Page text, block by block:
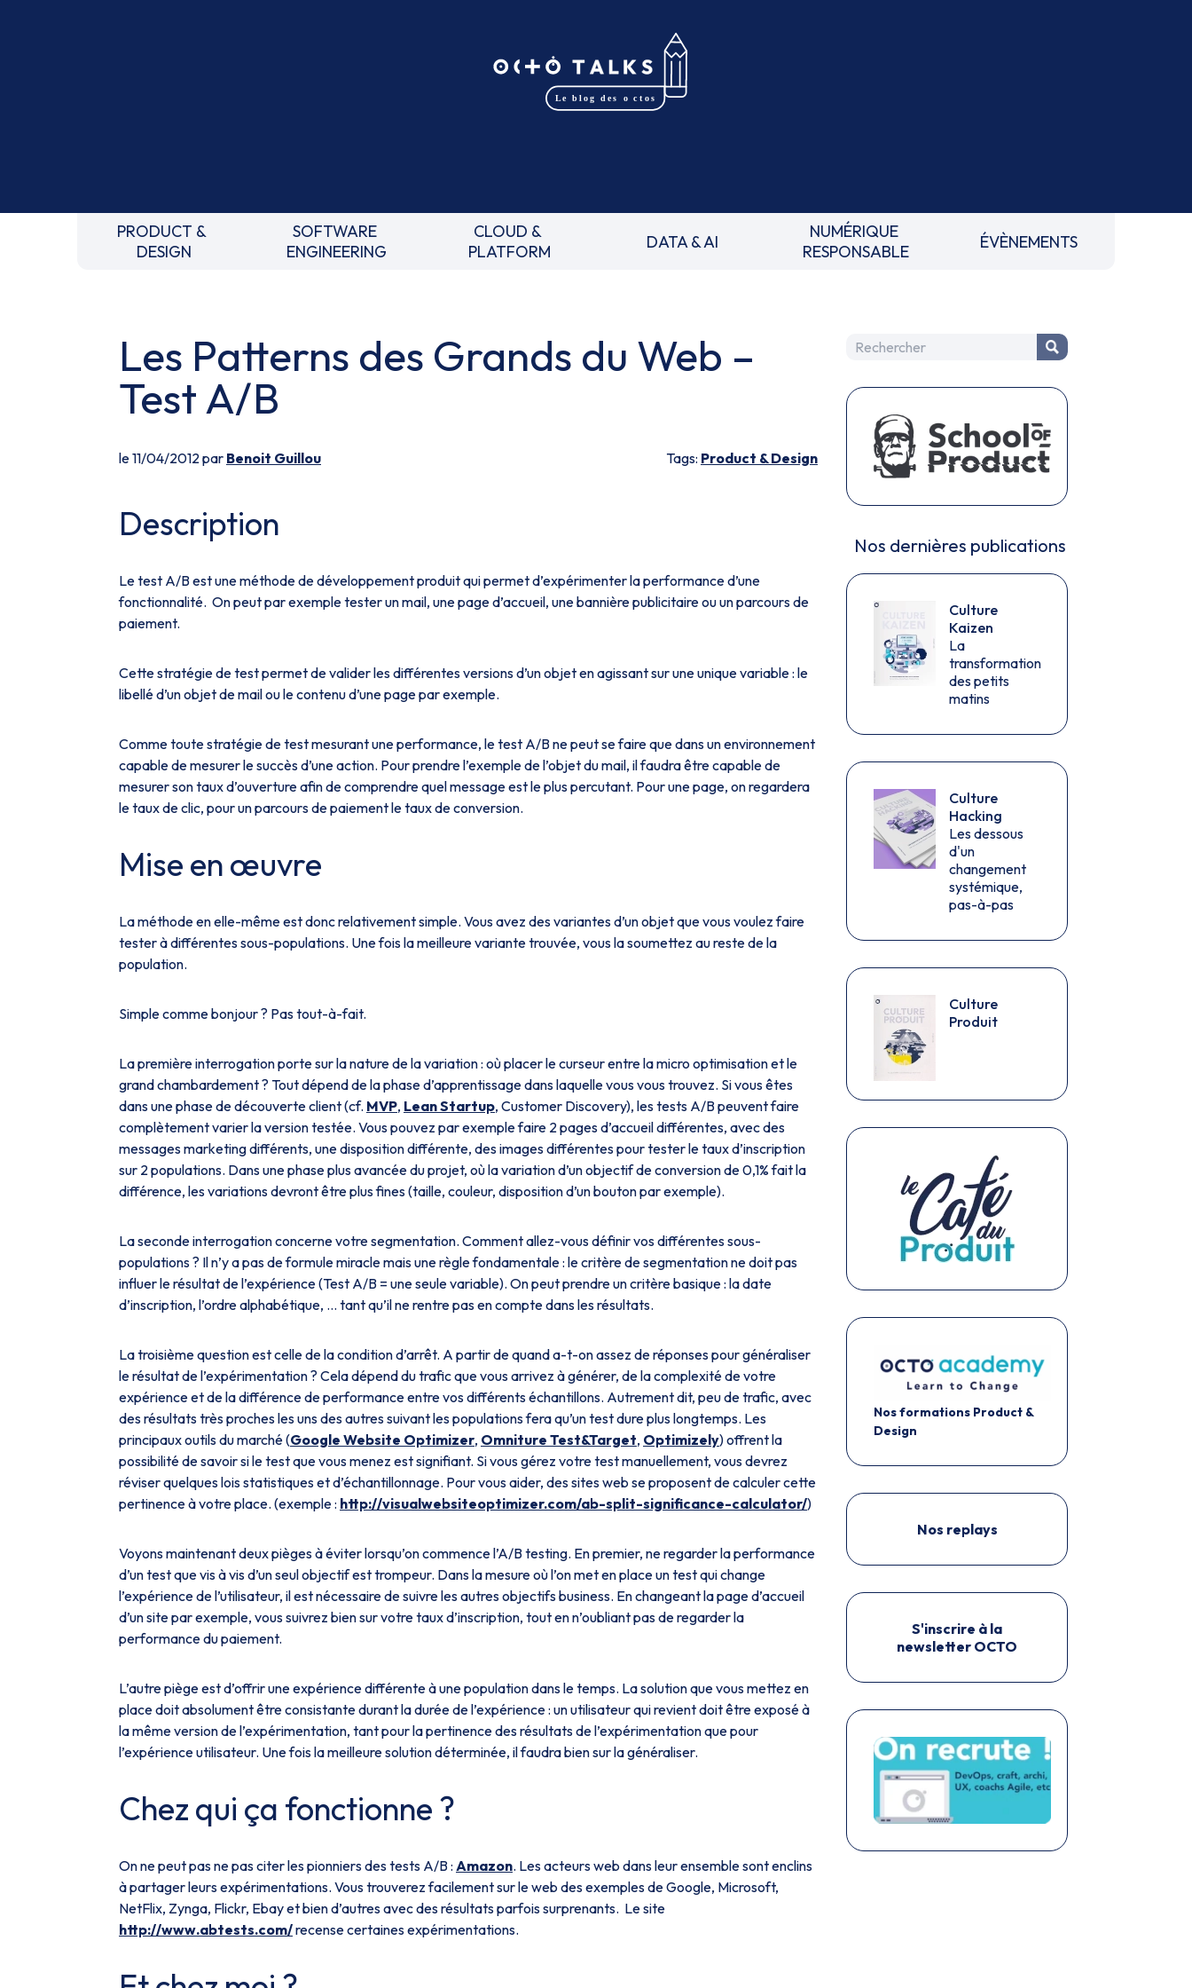
PRODUCT &
DESIGN
SOFTWARE
ENGINEERING
CLOUD &
PLATFORM
DATA & AI
NUMÉRIQUE
RESPONSABLE
ÉVÈNEMENTS
Les Patterns des Grands du Web –
Test A/B
le 11/04/2012 par Benoit Guillou Tags: Product & Design
Description
Le test A/B est une méthode de développement produit qui permet d’expérimenter la performance d’une
fonctionnalité. On peut par exemple tester un mail, une page d’accueil, une bannière publicitaire ou un parcours de
paiement.
Cette stratégie de test permet de valider les différentes versions d’un objet en agissant sur une unique variable : le
libellé d’un objet de mail ou le contenu d’une page par exemple.
Comme toute stratégie de test mesurant une performance, le test A/B ne peut se faire que dans un environnement
capable de mesurer le succès d’une action. Pour prendre l’exemple de l’objet du mail, il faudra être capable de
mesurer son taux d’ouverture afin de comprendre quel message est le plus percutant. Pour une page, on regardera
le taux de clic, pour un parcours de paiement le taux de conversion.
Mise en œuvre
La méthode en elle-même est donc relativement simple. Vous avez des variantes d’un objet que vous voulez faire
tester à différentes sous-populations. Une fois la meilleure variante trouvée, vous la soumettez au reste de la
population.
Simple comme bonjour ? Pas tout-à-fait.
La première interrogation porte sur la nature de la variation : où placer le curseur entre la micro optimisation et le
grand chambardement ? Tout dépend de la phase d’apprentissage dans laquelle vous vous trouvez. Si vous êtes
dans une phase de découverte client (cf. MVP, Lean Startup, Customer Discovery), les tests A/B peuvent faire
complètement varier la version testée. Vous pouvez par exemple faire 2 pages d’accueil différentes, avec des
messages marketing différents, une disposition différente, des images différentes pour tester le taux d’inscription
sur 2 populations. Dans une phase plus avancée du projet, où la variation d’un objectif de conversion de 0,1% fait la
différence, les variations devront être plus fines (taille, couleur, disposition d’un bouton par exemple).
La seconde interrogation concerne votre segmentation. Comment allez-vous définir vos différentes sous-
populations ? Il n’y a pas de formule miracle mais une règle fondamentale : le critère de segmentation ne doit pas
influer le résultat de l’expérience (Test A/B = une seule variable). On peut prendre un critère basique : la date
d’inscription, l’ordre alphabétique, … tant qu’il ne rentre pas en compte dans les résultats.
La troisième question est celle de la condition d’arrêt. A partir de quand a-t-on assez de réponses pour généraliser
le résultat de l’expérimentation ? Cela dépend du trafic que vous arrivez à générer, de la complexité de votre
expérience et de la différence de performance entre vos différents échantillons. Autrement dit, peu de trafic, avec
des résultats très proches les uns des autres suivant les populations fera qu’un test dure plus longtemps. Les
principaux outils du marché (Google Website Optimizer, Omniture Test&Target, Optimizely) offrent la
possibilité de savoir si le test que vous menez est signifiant. Si vous gérez votre test manuellement, vous devrez
réviser quelques lois statistiques et d’échantillonnage. Pour vous aider, des sites web se proposent de calculer cette
pertinence à votre place. (exemple : http://visualwebsiteoptimizer.com/ab-split-significance-calculator/)
Voyons maintenant deux pièges à éviter lorsqu’on commence l’A/B testing. En premier, ne regarder la performance
d’un test que vis à vis d’un seul objectif est trompeur. Dans la mesure où l’on met en place un test qui change
l’expérience de l’utilisateur, il est nécessaire de suivre les autres objectifs business. En changeant la page d’accueil
d’un site par exemple, vous suivrez bien sur votre taux d’inscription, tout en n’oubliant pas de regarder la
performance du paiement.
L’autre piège est d’offrir une expérience différente à une population dans le temps. La solution que vous mettez en
place doit absolument être consistante durant la durée de l’expérience : un utilisateur qui revient doit être exposé à
la même version de l’expérimentation, tant pour la pertinence des résultats de l’expérimentation que pour
l’expérience utilisateur. Une fois la meilleure solution déterminée, il faudra bien sur la généraliser.
Chez qui ça fonctionne ?
On ne peut pas ne pas citer les pionniers des tests A/B : Amazon. Les acteurs web dans leur ensemble sont enclins
à partager leurs expérimentations. Vous trouverez facilement sur le web des exemples de Google, Microsoft,
NetFlix, Zynga, Flickr, Ebay et bien d’autres avec des résultats parfois surprenants. Le site
http://www.abtests.com/recense certaines expérimentations.
Nos dernières publications
Culture
Kaizen
La
transformation
des petits
matins
Culture
Hacking
Les dessous
d'un
changement
systémique,
pas-à-pas
Culture
Produit
Nos formations Product &
Design
Nos replays
S'inscrire à la
newsletter OCTO